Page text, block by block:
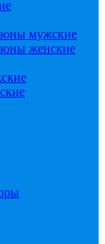
мужские
женские